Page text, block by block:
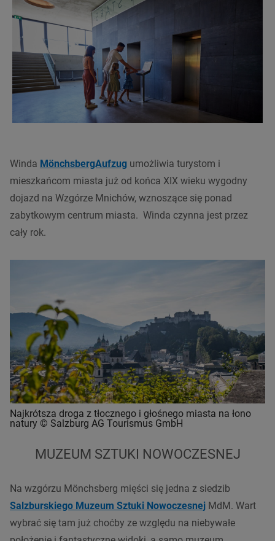
Winda MönchsbergAufzug umożliwia turystom i
mieszkańcom miasta już od końca XIX wieku wygodny
dojazd na Wzgórze Mnichów, wznoszące się ponad
zabytkowym centrum miasta. Winda czynna jest przez
cały rok.
Najkrótsza droga z tłocznego i głośnego miasta na łono
natury © Salzburg AG Tourismus GmbH
MUZEUM SZTUKI NOWOCZESNEJ
Na wzgórzu Mönchsberg mięści się jedna z siedzib
Salzburskiego Muzeum Sztuki Nowoczesnej MdM. Wart
wybrać się tam już choćby ze względu na niebywałe